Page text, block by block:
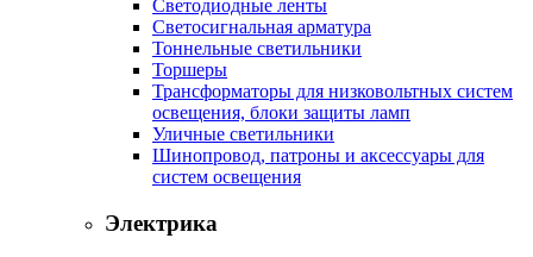
Светодиодные ленты
Светосигнальная арматура
Тоннельные светильники
Торшеры
Трансформаторы для низковольтных систем
освещения, блоки защиты ламп
Уличные светильники
Шинопровод, патроны и аксессуары для
систем освещения
Электрика